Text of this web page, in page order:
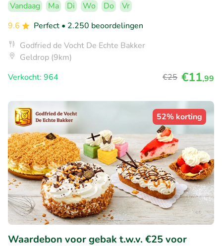
Vandaag Ma Di Wo Do
Vr
9.6
Perfect • 2.250 beoordelingen
Godfried de Vocht De Echte Bakker
Geldrop (9km)
Verkocht: 964
€25 €11,99
52% korting
Waardebon voor gebak t.w.v. €25 voor